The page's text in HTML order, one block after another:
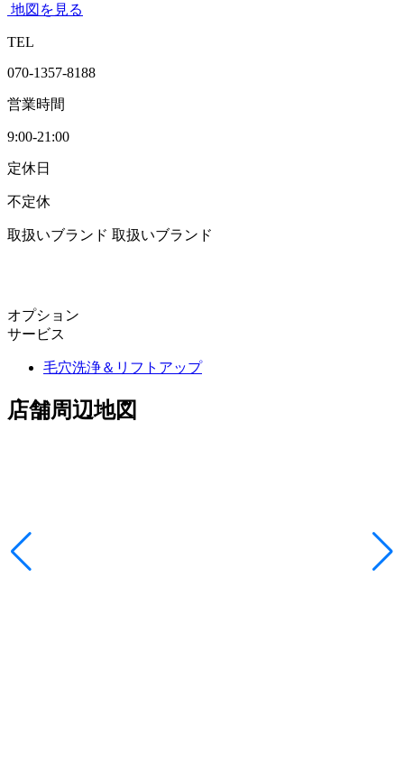
地図を見る
TEL
070-1357-8188
営業時間
9:00-21:00
定休日
不定休
取扱いブランド 取扱いブランド
オプション
サービス
毛穴洗浄＆リフトアップ
店舗周辺地図